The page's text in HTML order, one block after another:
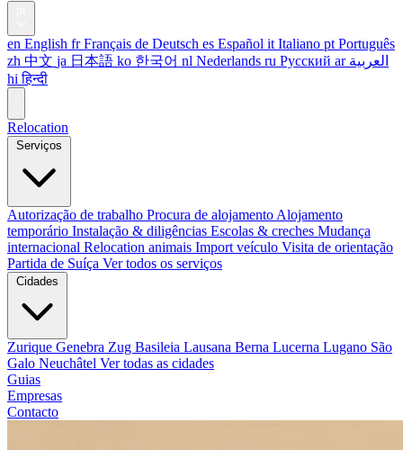
en English fr Français de Deutsch es Español it Italiano pt Português
zh 中文 ja 日本語 ko 한국어 nl Nederlands ru Русский ar العربية
hi हिन्दी
Relocation
Serviços
Autorização de trabalho Procura de alojamento Alojamento
temporário Instalação & diligências Escolas & creches Mudança
internacional Relocation animais Import veículo Visita de orientação
Partida de Suíça Ver todos os serviços
Cidades
Zurique Genebra Zug Basileia Lausana Berna Lucerna Lugano São
Galo Neuchâtel Ver todas as cidades
Guias
Empresas
Contacto